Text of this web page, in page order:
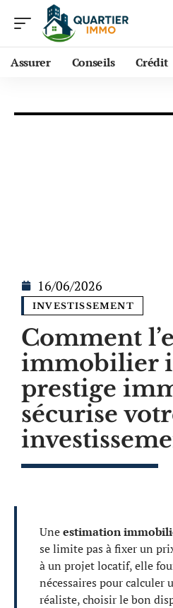
Assurer Conseils Crédit
16/06/2026
INVESTISSEMENT
Comment
immobilier
prestige
sécurise
Uneestimation
se limite pas à fixer un
à un projet locatif, elle
nécessaires pour calculer
réaliste, choisir le bon